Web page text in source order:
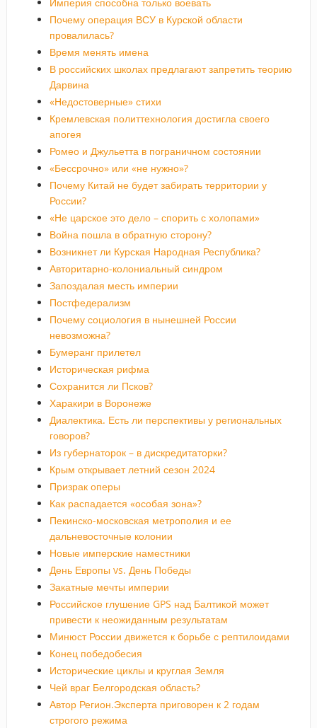
Почему операция ВСУ в Курской области
провалилась?
Время менять имена
В российских школах предлагают запретить теорию
Дарвина
«Недостоверные» стихи
Кремлевская политтехнология достигла своего
апогея
Ромео и Джульетта в пограничном состоянии
«Бессрочно» или «не нужно»?
Почему Китай не будет забирать территории у
России?
«Не царское это дело – спорить с холопами»
Война пошла в обратную сторону?
Возникнет ли Курская Народная Республика?
Авторитарно-колониальный синдром
Запоздалая месть империи
Постфедерализм
Почему социология в нынешней России
невозможна?
Бумеранг прилетел
Историческая рифма
Сохранится ли Псков?
Харакири в Воронеже
Диалектика. Есть ли перспективы у региональных
говоров?
Из губернаторок – в дискредитаторки?
Крым открывает летний сезон 2024
Призрак оперы
Как распадается «особая зона»?
Пекинско-московская метрополия и ее
дальневосточные колонии
Новые имперские наместники
День Европы vs. День Победы
Закатные мечты империи
Российское глушение GPS над Балтикой может
привести к неожиданным результатам
Минюст России движется к борьбе с рептилоидами
Конец победобесия
Исторические циклы и круглая Земля
Чей враг Белгородская область?
Автор Регион.Эксперта приговорен к 2 годам
строгого режима